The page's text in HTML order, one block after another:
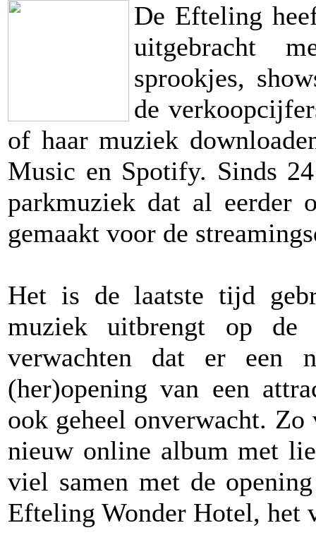
De Efteling
uitgebracht
sprookjes,
de
of haar muziek
Music en Spotify. Sinds
parkmuziek dat al eerder
gemaakt voor de
Het is de laatste tijd
muziek uitbrengt op de
verwachten dat er een
(her)opening van een
ook geheel onverwacht.
nieuw online album met
viel samen met de
Efteling Wonder Hotel,